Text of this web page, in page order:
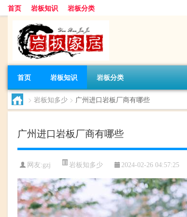
首页 岩板知识 岩板分类
首页 岩板知识 岩板分类
> 岩板知多少 > 广州进口岩板厂商有哪些
广州进口岩板厂商有哪些
网友:gzj 岩板知多少 2024-02-26 04:57:25